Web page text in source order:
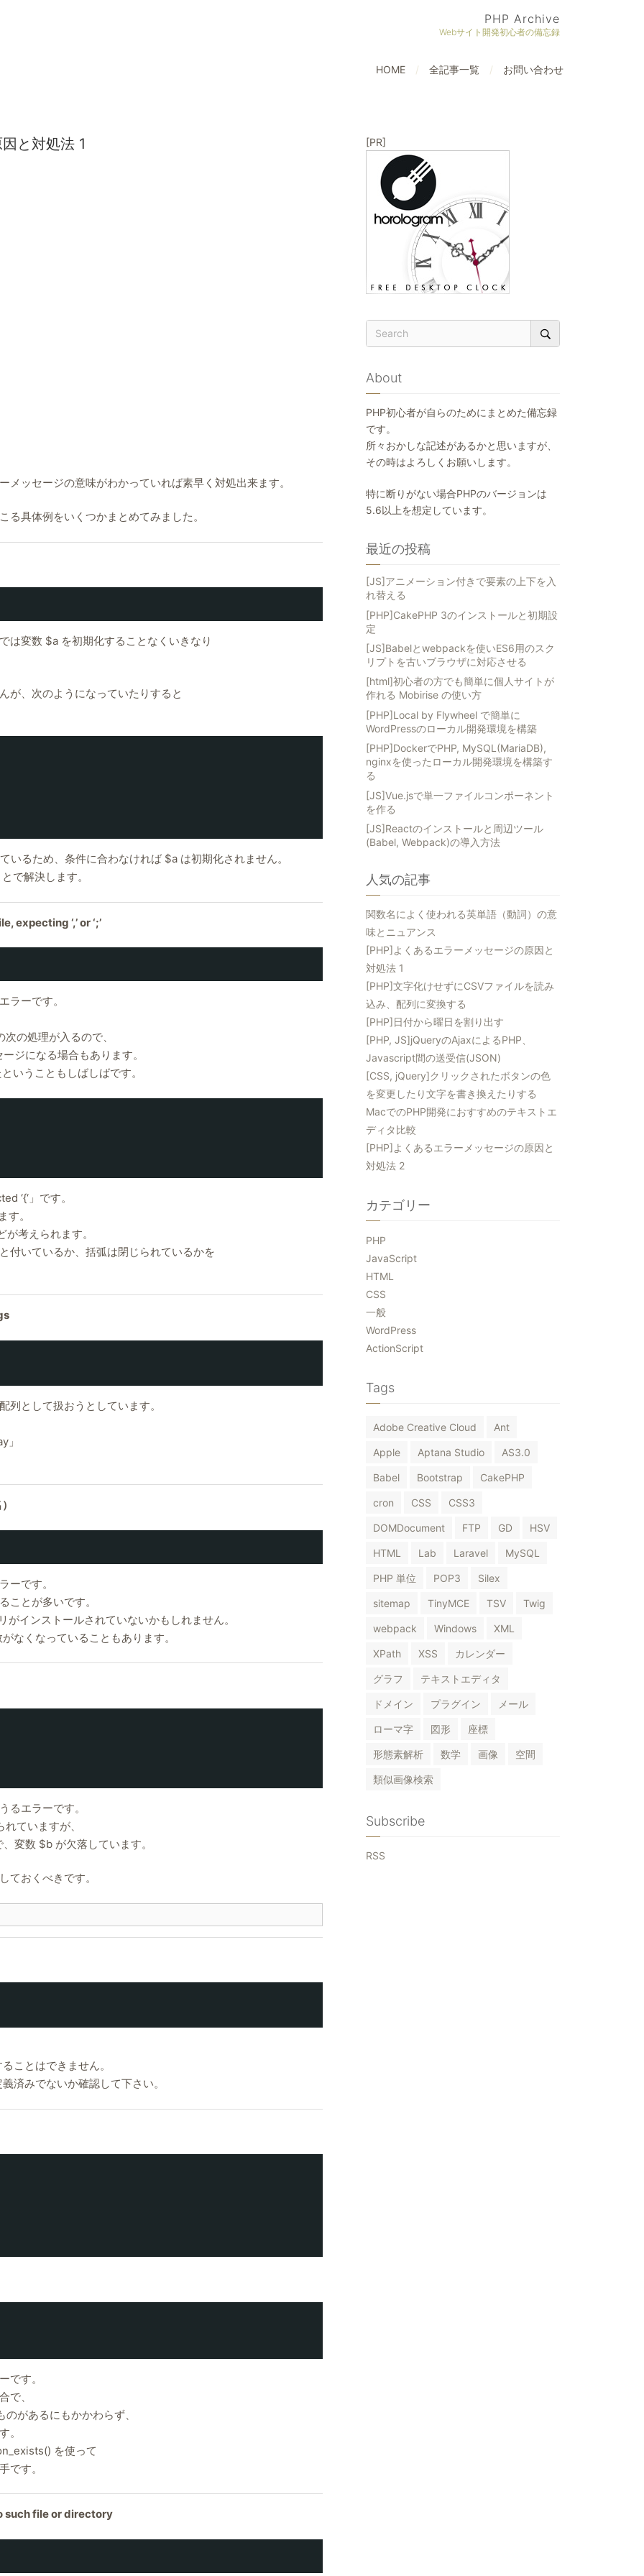
PHP Archive
Webサイト開発初心者の備忘録
HOME 全記事一覧 お問い合わせ
と対処法 1
ッセージの意味がわかっていれば素早く対処出来ます。
具体例をいくつかまとめてみました。
は変数 $a を初期化することなくいきなり
が、次のようになっていたりすると
るため、条件に合わなければ $a は初期化されません。
で解決します。
‘,’ or ‘;’
ラーです。
の処理が入るので、
ジになる場合もあります。
いうこともしばしばです。
‘{‘」です。
。
考えられます。
付いているか、括弧は閉じられているかを
列として扱おうとしています。
ーです。
ことが多いです。
インストールされていないかもしれません。
なくなっていることもあります。
るエラーです。
ていますが、
変数 $b が欠落しています。
ておくべきです。
ことはできません。
済みでないか確認して下さい。
です。
で、
があるにもかかわらず、
。
を使って
です。
such file or directory
[PR]
About
PHP初心者が自らのためにまとめた備忘録
です。
所々おかしな記述があるかと思いますが、
その時はよろしくお願いします。
特に断りがない場合PHPのバージョンは
5.6以上を想定しています。
最近の投稿
[JS]アニメーション付きで要素の上下を入
れ替える
[PHP]CakePHP 3のインストールと初期設
定
[JS]Babelとwebpackを使いES6用のスク
リプトを古いブラウザに対応させる
[html]初心者の方でも簡単に個人サイトが
作れる Mobirise の使い方
[PHP]Local by Flywheel で簡単に
WordPressのローカル開発環境を構築
[PHP]DockerでPHP, MySQL(MariaDB),
nginxを使ったローカル開発環境を構築す
る
[JS]Vue.jsで単一ファイルコンポーネント
を作る
[JS]Reactのインストールと周辺ツール
(Babel, Webpack)の導入方法
人気の記事
関数名によく使われる英単語（動詞）の意
味とニュアンス
[PHP]よくあるエラーメッセージの原因と
対処法 1
[PHP]文字化けせずにCSVファイルを読み
込み、配列に変換する
[PHP]日付から曜日を割り出す
[PHP, JS]jQueryのAjaxによるPHP、
Javascript間の送受信(JSON)
[CSS, jQuery]クリックされたボタンの色
を変更したり文字を書き換えたりする
MacでのPHP開発におすすめのテキストエ
ディタ比較
[PHP]よくあるエラーメッセージの原因と
対処法 2
カテゴリー
PHP
JavaScript
HTML
CSS
一般
WordPress
ActionScript
Tags
Adobe Creative Cloud Ant
Apple Aptana Studio AS3.0
Babel Bootstrap CakePHP
cron CSS CSS3
DOMDocument FTP GD HSV
HTML Lab Laravel MySQL
PHP 単位 POP3 Silex
sitemap TinyMCE TSV Twig
webpack Windows XML
XPath XSS カレンダー
グラフ テキストエディタ
ドメイン プラグイン メール
ローマ字 図形 座標
形態素解析 数学 画像 空間
類似画像検索
Subscribe
RSS